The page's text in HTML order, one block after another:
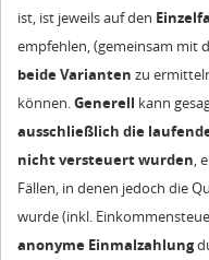
ist, ist jeweils auf den
empfehlen, (gemeinsam mit
beide Varianten zu
können.Generell kann
ausschließlich die
nicht versteuert wurden,
Fällen, in denen jedoch die
wurde (inkl.
anonyme Einmalzahlung